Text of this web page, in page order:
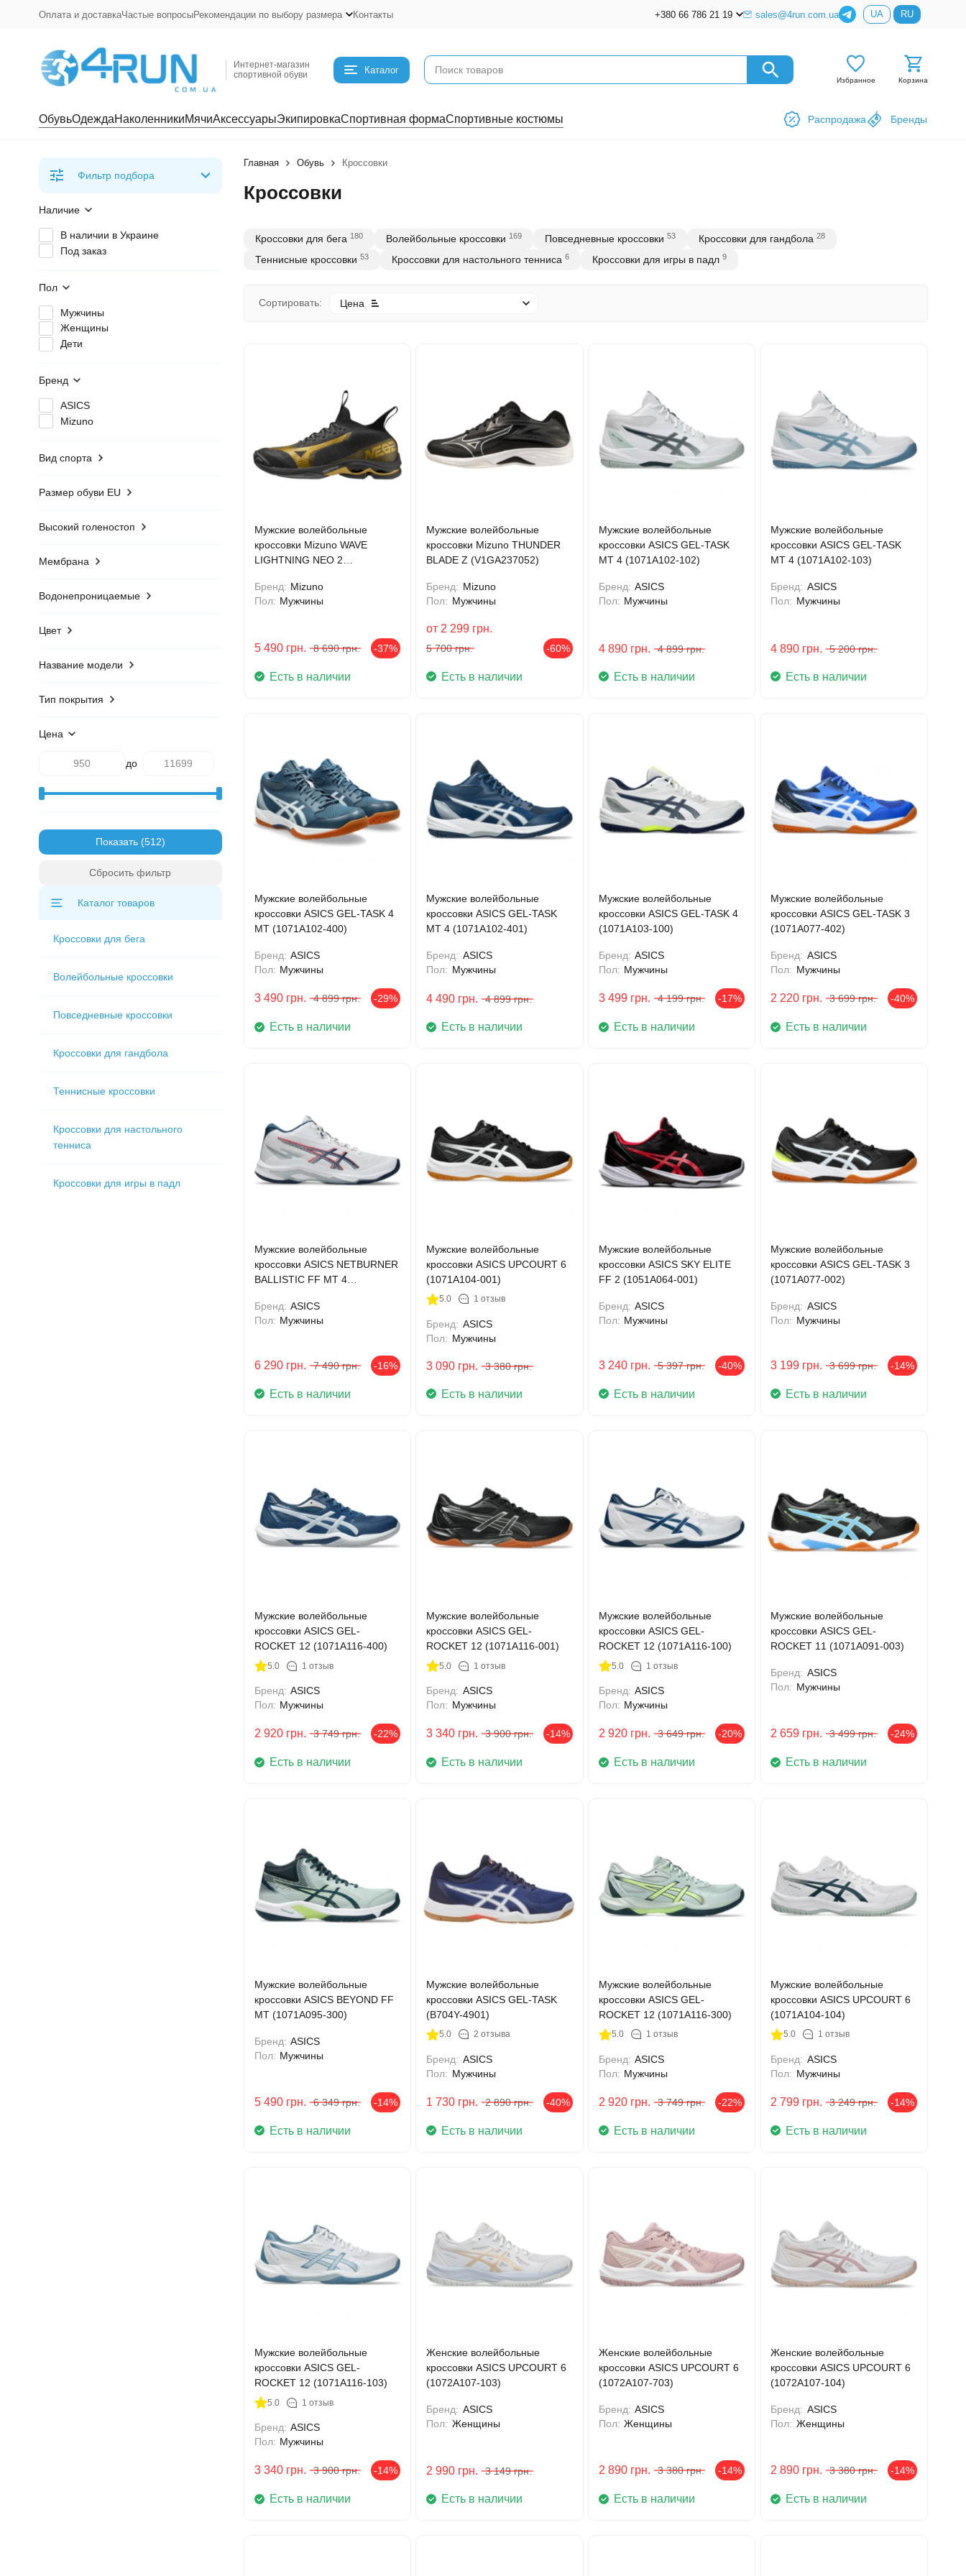
Оплата и доставкаЧастые вопросыРекомендации по выбору размера Контакты +380 66 786 21 19 sales@4run.com.ua UA RU
Интернет-магазин
спортивной обуви
Каталог
Избранное Корзина
ОбувьОдеждаНаколенникиМячиАксессуарыЭкипировкаСпортивная формаСпортивные костюмы Распродажа Бренды
Главная Обувь Кроссовки
Кроссовки
Кроссовки для бега 180 Волейбольные кроссовки 169 Повседневные кроссовки 53 Кроссовки для гандбола 28
Теннисные кроссовки 53 Кроссовки для настольного тенниса 6 Кроссовки для игры в падл 9
Сортировать: Цена
Мужские волейбольные
кроссовки Mizuno WAVE
LIGHTNING NEO 2
Бренд: Mizuno
Пол: Мужчины
5 490 грн. 8 690 грн. -37%
Есть в наличии
Мужские волейбольные
кроссовки Mizuno THUNDER
BLADE Z (V1GA237052)
Бренд: Mizuno
Пол: Мужчины
от 2 299 грн.
5 700 грн. -60%
Есть в наличии
Мужские волейбольные
кроссовки ASICS GEL-TASK
MT 4 (1071A102-102)
Бренд: ASICS
Пол: Мужчины
4 890 грн. 4 899 грн.
Есть в наличии
Мужские волейбольные
кроссовки ASICS GEL-TASK
MT 4 (1071A102-103)
Бренд: ASICS
Пол: Мужчины
4 890 грн. 5 200 грн.
Есть в наличии
Мужские волейбольные
кроссовки ASICS GEL-TASK 4
MT (1071A102-400)
Бренд: ASICS
Пол: Мужчины
3 490 грн. 4 899 грн. -29%
Есть в наличии
Мужские волейбольные
кроссовки ASICS GEL-TASK
MT 4 (1071A102-401)
Бренд: ASICS
Пол: Мужчины
4 490 грн. 4 899 грн.
Есть в наличии
Мужские волейбольные
кроссовки ASICS GEL-TASK 4
(1071A103-100)
Бренд: ASICS
Пол: Мужчины
3 499 грн. 4 199 грн. -17%
Есть в наличии
Мужские волейбольные
кроссовки ASICS GEL-TASK 3
(1071A077-402)
Бренд: ASICS
Пол: Мужчины
2 220 грн. 3 699 грн. -40%
Есть в наличии
Мужские волейбольные
кроссовки ASICS NETBURNER
BALLISTIC FF MT 4
Бренд: ASICS
Пол: Мужчины
6 290 грн. 7 490 грн. -16%
Есть в наличии
Мужские волейбольные
кроссовки ASICS UPCOURT 6
(1071A104-001)
5.0 1 отзыв
Бренд: ASICS
Пол: Мужчины
3 090 грн. 3 380 грн.
Есть в наличии
Мужские волейбольные
кроссовки ASICS SKY ELITE
FF 2 (1051A064-001)
Бренд: ASICS
Пол: Мужчины
3 240 грн. 5 397 грн. -40%
Есть в наличии
Мужские волейбольные
кроссовки ASICS GEL-TASK 3
(1071A077-002)
Бренд: ASICS
Пол: Мужчины
3 199 грн. 3 699 грн. -14%
Есть в наличии
Мужские волейбольные
кроссовки ASICS GEL-
ROCKET 12 (1071A116-400)
5.0 1 отзыв
Бренд: ASICS
Пол: Мужчины
2 920 грн. 3 749 грн. -22%
Есть в наличии
Мужские волейбольные
кроссовки ASICS GEL-
ROCKET 12 (1071A116-001)
5.0 1 отзыв
Бренд: ASICS
Пол: Мужчины
3 340 грн. 3 900 грн. -14%
Есть в наличии
Мужские волейбольные
кроссовки ASICS GEL-
ROCKET 12 (1071A116-100)
5.0 1 отзыв
Бренд: ASICS
Пол: Мужчины
2 920 грн. 3 649 грн. -20%
Есть в наличии
Мужские волейбольные
кроссовки ASICS GEL-
ROCKET 11 (1071A091-003)
Бренд: ASICS
Пол: Мужчины
2 659 грн. 3 499 грн. -24%
Есть в наличии
Мужские волейбольные
кроссовки ASICS BEYOND FF
MT (1071A095-300)
Бренд: ASICS
Пол: Мужчины
5 490 грн. 6 349 грн. -14%
Есть в наличии
Мужские волейбольные
кроссовки ASICS GEL-TASK
(B704Y-4901)
5.0 2 отзыва
Бренд: ASICS
Пол: Мужчины
1 730 грн. 2 890 грн. -40%
Есть в наличии
Мужские волейбольные
кроссовки ASICS GEL-
ROCKET 12 (1071A116-300)
5.0 1 отзыв
Бренд: ASICS
Пол: Мужчины
2 920 грн. 3 749 грн. -22%
Есть в наличии
Мужские волейбольные
кроссовки ASICS UPCOURT 6
(1071A104-104)
5.0 1 отзыв
Бренд: ASICS
Пол: Мужчины
2 799 грн. 3 249 грн. -14%
Есть в наличии
Мужские волейбольные
кроссовки ASICS GEL-
ROCKET 12 (1071A116-103)
5.0 1 отзыв
Бренд: ASICS
Пол: Мужчины
3 340 грн. 3 900 грн. -14%
Есть в наличии
Женские волейбольные
кроссовки ASICS UPCOURT 6
(1072A107-103)
Бренд: ASICS
Пол: Женщины
2 990 грн. 3 149 грн.
Есть в наличии
Женские волейбольные
кроссовки ASICS UPCOURT 6
(1072A107-703)
Бренд: ASICS
Пол: Женщины
2 890 грн. 3 380 грн. -14%
Есть в наличии
Женские волейбольные
кроссовки ASICS UPCOURT 6
(1072A107-104)
Бренд: ASICS
Пол: Женщины
2 890 грн. 3 380 грн. -14%
Есть в наличии
Фильтр подбора
Наличие
В наличии в Украине
Под заказ
Пол
Мужчины
Женщины
Дети
Бренд
ASICS
Mizuno
Вид спорта
Размер обуви EU
Высокий голеностоп
Мембрана
Водонепроницаемые
Цвет
Название модели
Тип покрытия
Цена
до
Показать
Сбросить фильтр
Каталог товаров
Кроссовки для бега
Волейбольные кроссовки
Повседневные кроссовки
Кроссовки для гандбола
Теннисные кроссовки
Кроссовки для настольного
тенниса
Кроссовки для игры в падл